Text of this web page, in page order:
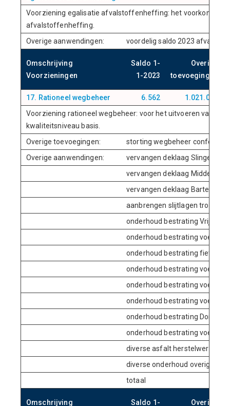
Voorziening egalisatie afvalstoffenheffing: het voorkomen
afvalstoffenheffing.
Overige aanwendingen:
voordelig saldo 2023
Omschrijving
Voorzieningen
Saldo 1-
1-2023
Overige
toevoegingen
17. Rationeel wegbeheer 6.562
1.021.060
Voorziening rationeel wegbeheer: voor het uitvoeren van
kwaliteitsniveau basis.
Overige toevoegingen:
storting wegbeheer conform
Overige aanwendingen:
vervangen deklaag Slingerweg
vervangen deklaag Midden
vervangen deklaag Bartenweg
aanbrengen slijtlagen trottoirs
onderhoud bestrating
onderhoud bestrating voetpad
onderhoud bestrating fietspad
onderhoud bestrating voetpad
onderhoud bestrating voetpad
onderhoud bestrating voetpad
onderhoud bestrating
onderhoud bestrating voetpad
diverse asfalt
diverse onderhoud overige
totaal
Omschrijving
Saldo 1-
Overige